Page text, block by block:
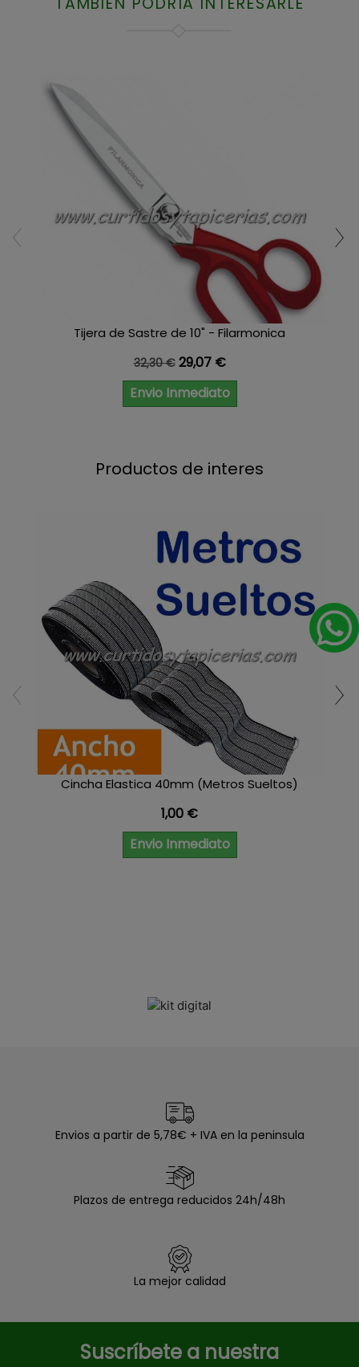
Tijera de Sastre de 10" - Filarmonica
Precio base
32,30 € Precio
29,07 €
Envio Inmediato
Productos de interes
Cincha Elastica 40mm (Metros Sueltos)
Precio
1,00 €
Envio Inmediato
Envios a partir de 5,78€ + IVA en la peninsula
Plazos de entrega reducidos 24h/48h
La mejor calidad
Suscríbete a nuestra